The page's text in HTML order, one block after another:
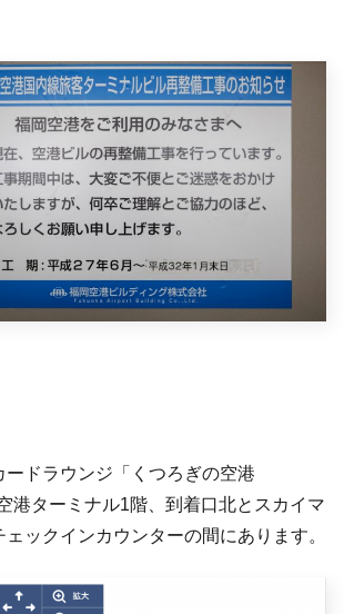
ードラウンジ「くつろぎの空港
港ターミナル1階、到着口北とスカイマ
ックインカウンターの間にあります。